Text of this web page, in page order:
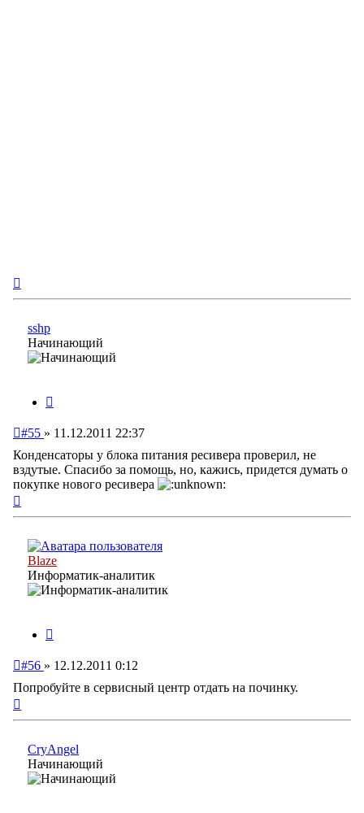
sshp
Начинающий
Непрочитанное
#55 » 11.12.2011 22:37
Конденсаторы у блока питания ресивера проверил, не
вздутые. Спасибо за помощь, но, кажись, придется думать о
покупке нового ресивера
Blaze
Информатик-аналитик
Непрочитанное
#56 » 12.12.2011 0:12
Попробуйте в сервисный центр отдать на починку.
CryAngel
Начинающий